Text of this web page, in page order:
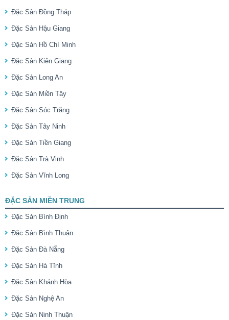
Đặc Sản Đồng Tháp
Đặc Sản Hậu Giang
Đặc Sản Hồ Chí Minh
Đặc Sản Kiên Giang
Đặc Sản Long An
Đặc Sản Miền Tây
Đặc Sản Sóc Trăng
Đặc Sản Tây Ninh
Đặc Sản Tiền Giang
Đặc Sản Trà Vinh
Đặc Sản Vĩnh Long
ĐẶC SẢN MIỀN TRUNG
Đặc Sản Bình Định
Đặc Sản Bình Thuận
Đặc Sản Đà Nẵng
Đặc Sản Hà Tĩnh
Đặc Sản Khánh Hòa
Đặc Sản Nghệ An
Đặc Sản Ninh Thuận